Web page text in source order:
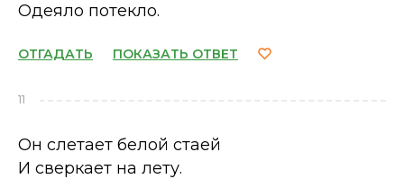
Одеяло потекло.
ОТГАДАТЬ ПОКАЗАТЬ ОТВЕТ
11
Он слетает белой стаей
И сверкает на лету.